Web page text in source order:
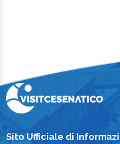
Sito Ufficiale di